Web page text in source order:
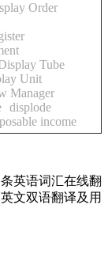
Order
Tube
Unit
Manager
displode
income
英语词汇在线翻
文双语翻译及用